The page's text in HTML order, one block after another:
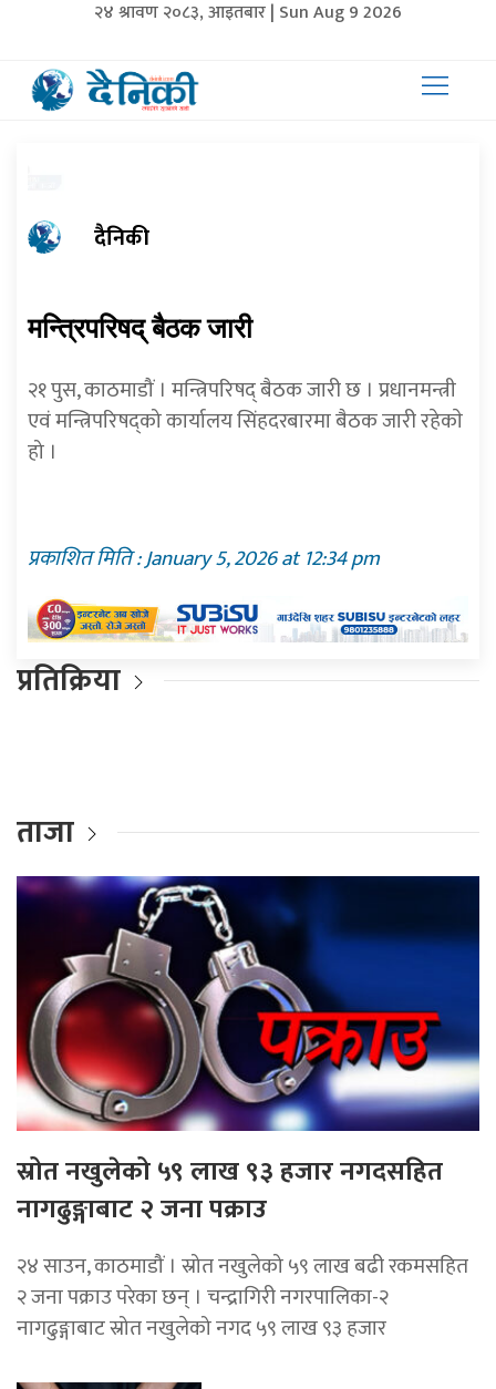
२४ श्रावण २०८३, आइतबार | Sun Aug 9 2026
दैनिकी
मन्त्रिपरिषद् बैठक जारी
२१ पुस, काठमाडौं । मन्त्रिपरिषद् बैठक जारी छ । प्रधानमन्त्री
एवं मन्त्रिपरिषद्‍को कार्यालय सिंहदरबारमा बैठक जारी रहेकाे
हो ।
प्रकाशित मिति : January 5, 2026 at 12:34 pm
प्रतिक्रिया
ताजा
स्रोत नखुलेको ५९ लाख ९३ हजार नगदसहित
नागढुङ्गाबाट २ जना पक्राउ
२४ साउन, काठमाडौं । स्रोत नखुलेको ५९ लाख बढी रकमसहित
२ जना पक्राउ परेका छन् । चन्द्रागिरी नगरपालिका-२
नागढुङ्गाबाट स्रोत नखुलेको नगद ५९ लाख ९३ हजार